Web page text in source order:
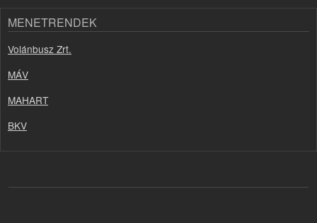
MENETRENDEK
Volánbusz Zrt.
MÁV
MAHART
BKV